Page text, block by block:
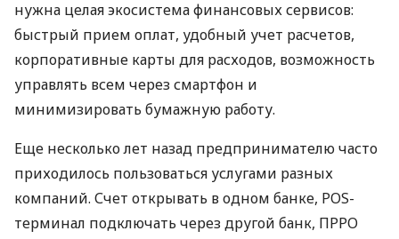
нужна целая экосистема финансовых сервисов:
быстрый прием оплат, удобный учет расчетов,
корпоративные карты для расходов, возможность
управлять всем через смартфон и
минимизировать бумажную работу.
Еще несколько лет назад предпринимателю часто
приходилось пользоваться услугами разных
компаний. Счет открывать в одном банке, POS-
терминал подключать через другой банк, ПРРО